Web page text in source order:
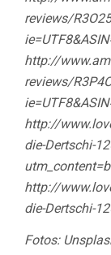
reviews/
http://
reviews/
http://
die-Dertschi-
http://
die-Dertschi-
Fotos: